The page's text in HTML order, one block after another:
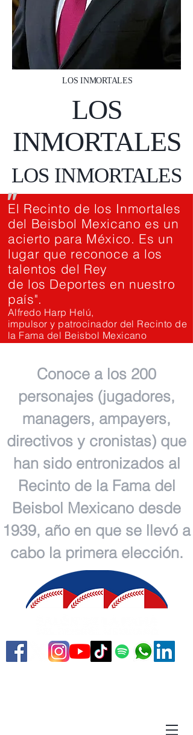
LOS INMORTALES
LOS
INMORTALES
LOS INMORTALES
El Recinto de los Inmortales
del Beisbol Mexicano es un
acierto para México. Es un
lugar que reconoce a los
talentos del Rey
de los Deportes en nuestro
país".
Alfredo Harp Helú,
impulsor y patrocinador del Recinto de
la Fama del Beisbol Mexicano
"
Conoce a los 200
personajes (jugadores,
managers, ampayers,
directivos y cronistas) que
han sido entronizados al
Recinto de la Fama del
Beisbol Mexicano desde
1939, año en que se llevó a
cabo la primera elección.